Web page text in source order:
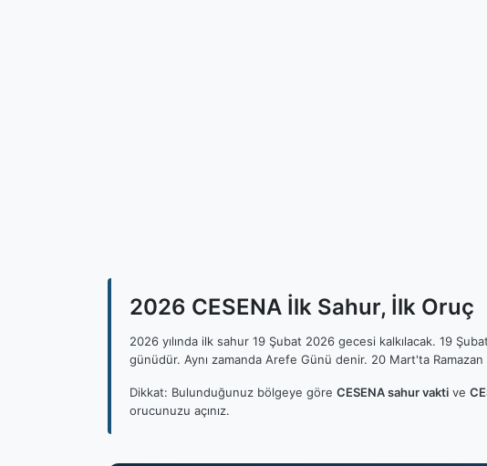
2026 CESENA İlk Sahur, İlk Oruç
2026 yılında ilk sahur 19 Şubat 2026 gecesi kalkılacak. 19
günüdür. Aynı zamanda Arefe Günü denir. 20 Mart'ta Ramazan
Dikkat: Bulunduğunuz bölgeye göre CESENA sahur vakti ve
orucunuzu açınız.